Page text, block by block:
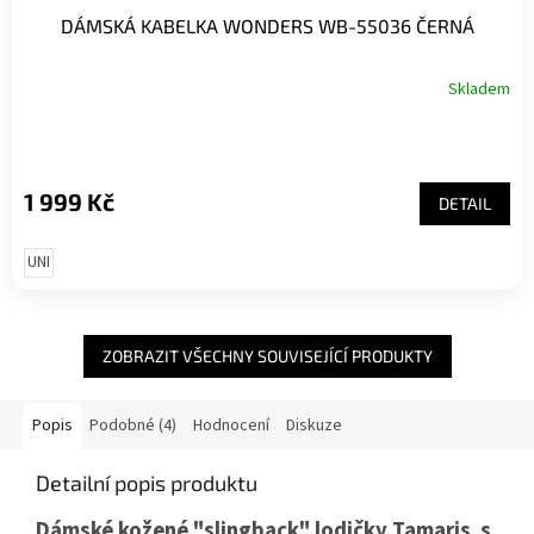
DÁMSKÁ KABELKA WONDERS WB-55036 ČERNÁ
Skladem
1 999 Kč DETAIL
UNI
ZOBRAZIT VŠECHNY SOUVISEJÍCÍ PRODUKTY
Popis Podobné (4) Hodnocení Diskuze
Detailní popis produktu